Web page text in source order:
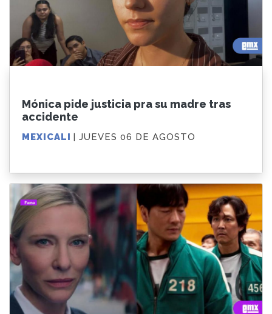
Mónica pide justicia pra su madre tras
accidente
MEXICALI | JUEVES 06 DE AGOSTO